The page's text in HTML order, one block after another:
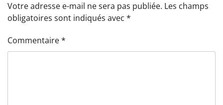
Votre adresse e-mail ne sera pas publiée. Les champs
obligatoires sont indiqués avec *
Commentaire*